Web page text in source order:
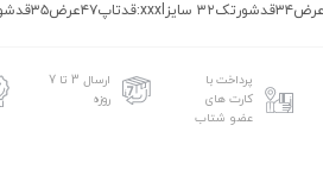
پرداخت با
کارت های
عضو شتاب
ارسال 3 تا 7
روزه